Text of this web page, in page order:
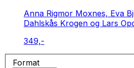
Anna Rigmor Moxnes, Eva
Dahlskås Krogen og Lars
349,-
Format